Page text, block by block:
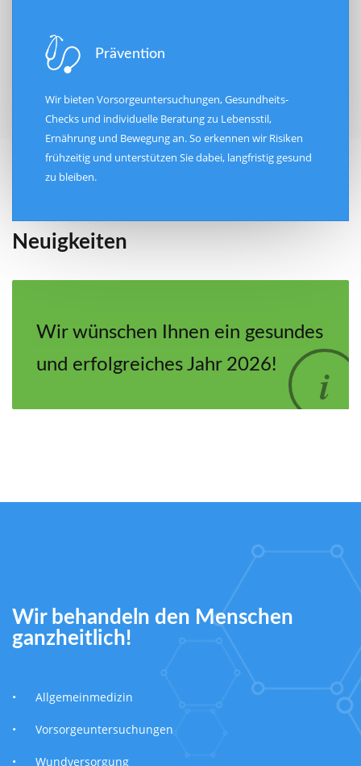
Prävention
Wir bieten Vorsorgeuntersuchungen, Gesundheits-
Checks und individuelle Beratung zu Lebensstil,
Ernährung und Bewegung an. So erkennen wir Risiken
frühzeitig und unterstützen Sie dabei, langfristig gesund
zu bleiben.
Neuigkeiten
Wir wünschen Ihnen ein gesundes
und erfolgreiches Jahr 2026!
Wir behandeln den Menschen
ganzheitlich!
• Allgemeinmedizin
• Vorsorgeuntersuchungen
• Wundversorgung